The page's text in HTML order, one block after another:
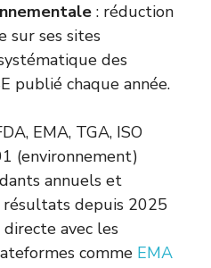
: réduction
sur ses sites
des
publié chaque année.
EMA, TGA, ISO
(environnement)
annuels et
depuis 2025
avec les
comme EMA